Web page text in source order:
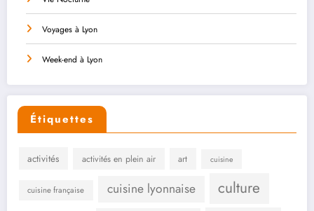
Voyages à Lyon
Week-end à Lyon
Étiquettes
activités activités en plein air art cuisine
cuisine française cuisine lyonnaise culture